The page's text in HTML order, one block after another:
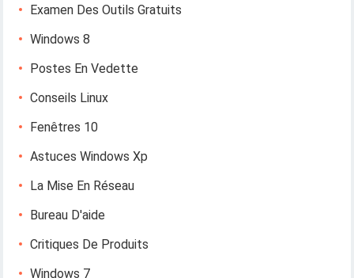
Examen Des Outils Gratuits
Windows 8
Postes En Vedette
Conseils Linux
Fenêtres 10
Astuces Windows Xp
La Mise En Réseau
Bureau D'aide
Critiques De Produits
Windows 7